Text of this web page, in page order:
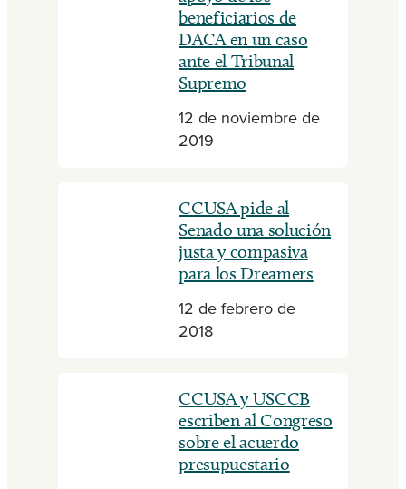
beneficiarios de
DACA en un caso
ante el Tribunal
Supremo
12 de noviembre de
2019
CCUSA pide al
Senado una solución
justa y compasiva
para los Dreamers
12 de febrero de
2018
CCUSA y USCCB
escriben al Congreso
sobre el acuerdo
presupuestario